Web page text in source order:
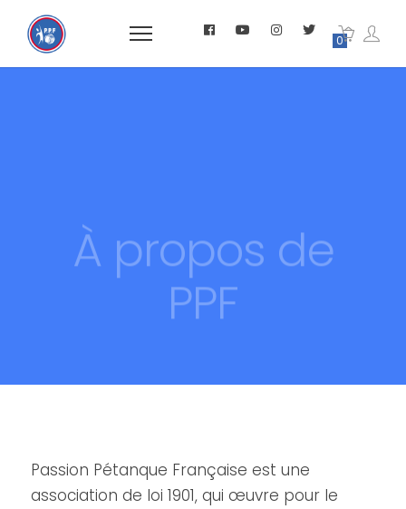
0
À propos de
PPF
Passion Pétanque Française est une
association de loi 1901, qui œuvre pour le